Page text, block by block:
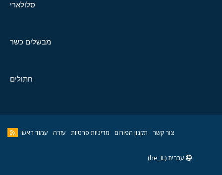
סלולארי
מבשלים כשר
חתולים
צור קשר תקנון הפורום מדיניות פרטיות עזרה עמוד ראשי
עברית (he_IL)